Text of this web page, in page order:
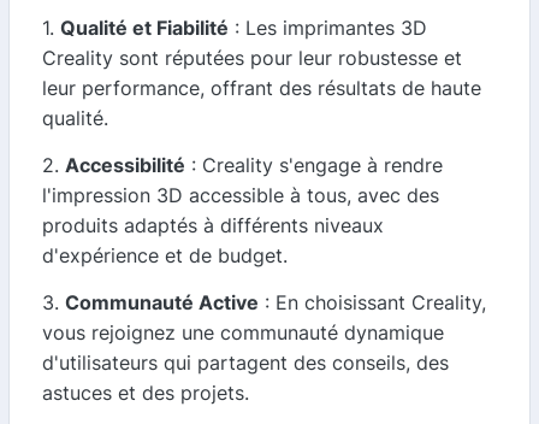
1. Qualité et Fiabilité : Les imprimantes 3D
Creality sont réputées pour leur robustesse et
leur performance, offrant des résultats de haute
qualité.
2. Accessibilité : Creality s'engage à rendre
l'impression 3D accessible à tous, avec des
produits adaptés à différents niveaux
d'expérience et de budget.
3. Communauté Active : En choisissant Creality,
vous rejoignez une communauté dynamique
d'utilisateurs qui partagent des conseils, des
astuces et des projets.